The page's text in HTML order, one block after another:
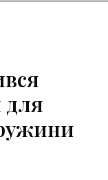
для